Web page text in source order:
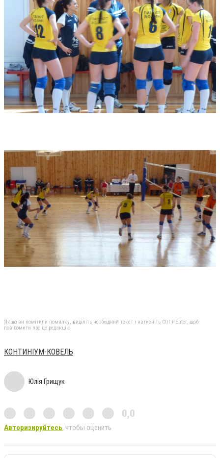
Якщо ви помітили помилку, виділіть необхідний текст і натисніть Ctrl + Enter, щоб
повідомити про це редакцію
КОНТИНІУМ-КОВЕЛЬ
Юлія Грищук
0,0
Авторизируйтесь, чтобы оценить